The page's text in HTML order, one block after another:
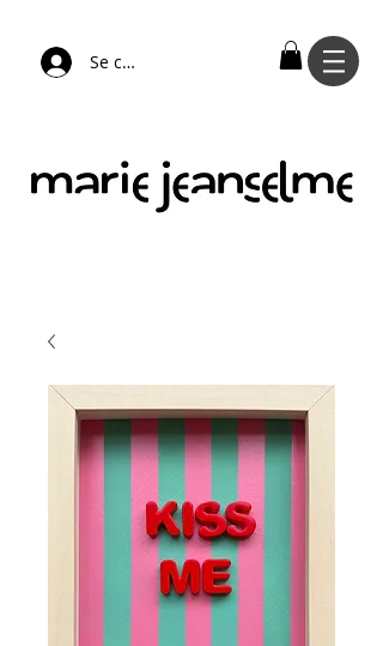
Se connecter